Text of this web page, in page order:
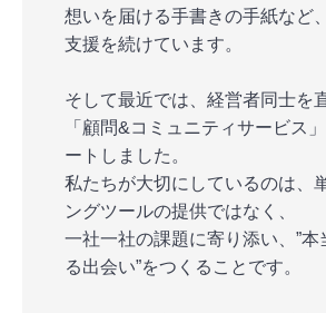
想いを届ける手書きの手紙など
支援を続けています。
そして最近では、経営者同士を
「顧問&コミュニティサービス
ートしました。
私たちが大切にしているのは、
ングツールの提供ではなく、
一社一社の課題に寄り添い、”本
る出会い”をつくることです。